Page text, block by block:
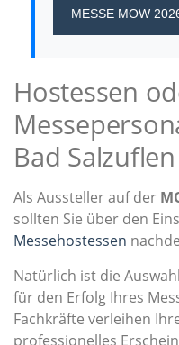
MESSE MOW
Hostessen
Bad
Als Aussteller auf der
sollten Sie über den
Messehostessen
Natürlich ist die
für den Erfolg Ihres
Fachkräfte verleihen
professionelles